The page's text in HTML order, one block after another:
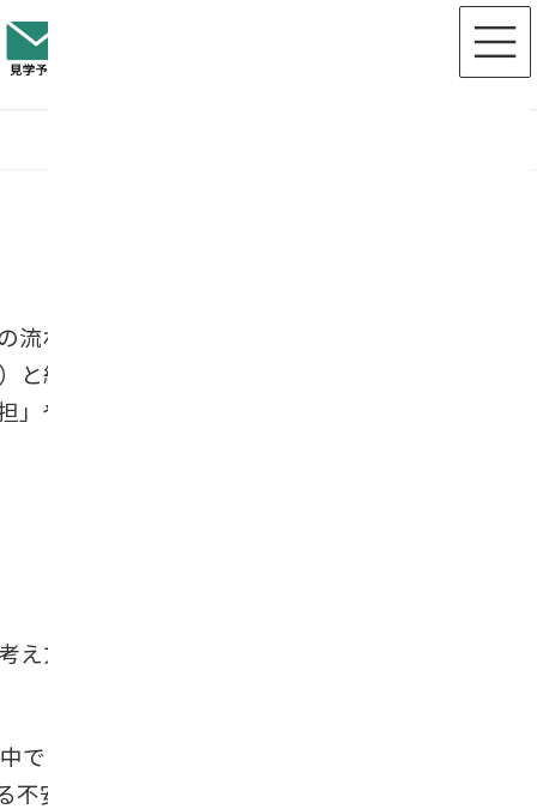
れの中で注目されているのが、自
組み合わせて考える人が多く、従
や「将来の継承」を気にする相談
方です。近年は「立派なお墓を建
お参りできる点が評価されていま
安を軽減しやすい特徴がありま